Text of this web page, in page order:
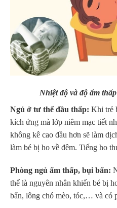
Nhiệt độ và độ ẩm
Ngủ ở tư thế đầu thấp: Khi trẻ
kích ứng mà lớp niêm mạc tiết
không kê cao đầu hơn sẽ làm
làm bé bị ho về đêm. Tiếng ho
Phòng ngủ ẩm thấp, bụi bẩn:
thể là nguyên nhân khiến bé bị
bẩn, lông chó mèo, tóc,… và có